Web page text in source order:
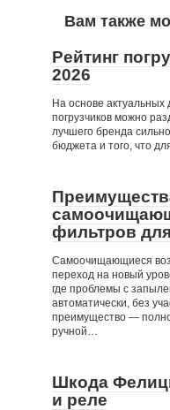
Вам также
Рейтинг
2026
На основе
погрузчиков можно
лучшего бренда
бюджета и того, что
фильтров
Самоочищающиеся
переход на новый
где проблемы с
автоматически, без
преимущество —
ручной…
Шкода
и реле